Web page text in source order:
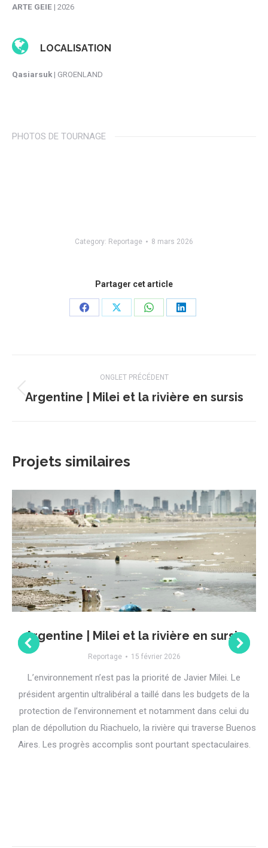
ARTE GEIE | 2026
LOCALISATION
Qasiarsuk | GROENLAND
PHOTOS DE TOURNAGE
Category: Reportage 8 mars 2026
Partager cet article
Share
Share
Share
Share
de
ONGLET PRÉCÉDENT
Onglet
Argentine | Milei et la rivière en sursis
Projets similaires
Argentine | Milei et la rivière en sursis
Reportage 15 février 2026
L’environnement n’est pas la priorité de Javier Milei. Le
président argentin ultralibéral a taillé dans les budgets de la
protection de l’environnement et notamment dans celui du
plan de dépollution du Riachuelo, la rivière qui traverse Buenos
Aires. Les progrès accomplis sont pourtant spectaculaires.